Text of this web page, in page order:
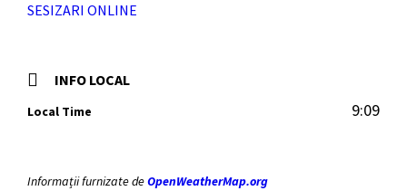
SESIZARI ONLINE
INFO LOCAL
Local Time 9:09
Informații furnizate deOpenWeatherMap.org